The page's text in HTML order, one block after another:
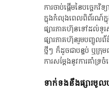
ការ​ចាប់ផ្ដើម​នៃ​បច្ច
ក្នុង​កំលុង​ពេល​ពិព័រណ៍​ក្នុ
ផ្សារ​ភាគហ៊ុន​ទៅ​ដល់​ទូ
ផ្សារភាគហ៊ុន​រួម​បញ្ចូ
ថ្មីៗ​ ក៏​ដូច​ជា​បន្ទប់​ ឬ​ក្រុ
ការ​សម្តែង​នូវ​ការ​គាំ
ទាក់ទងនឹងផ្សារមូល